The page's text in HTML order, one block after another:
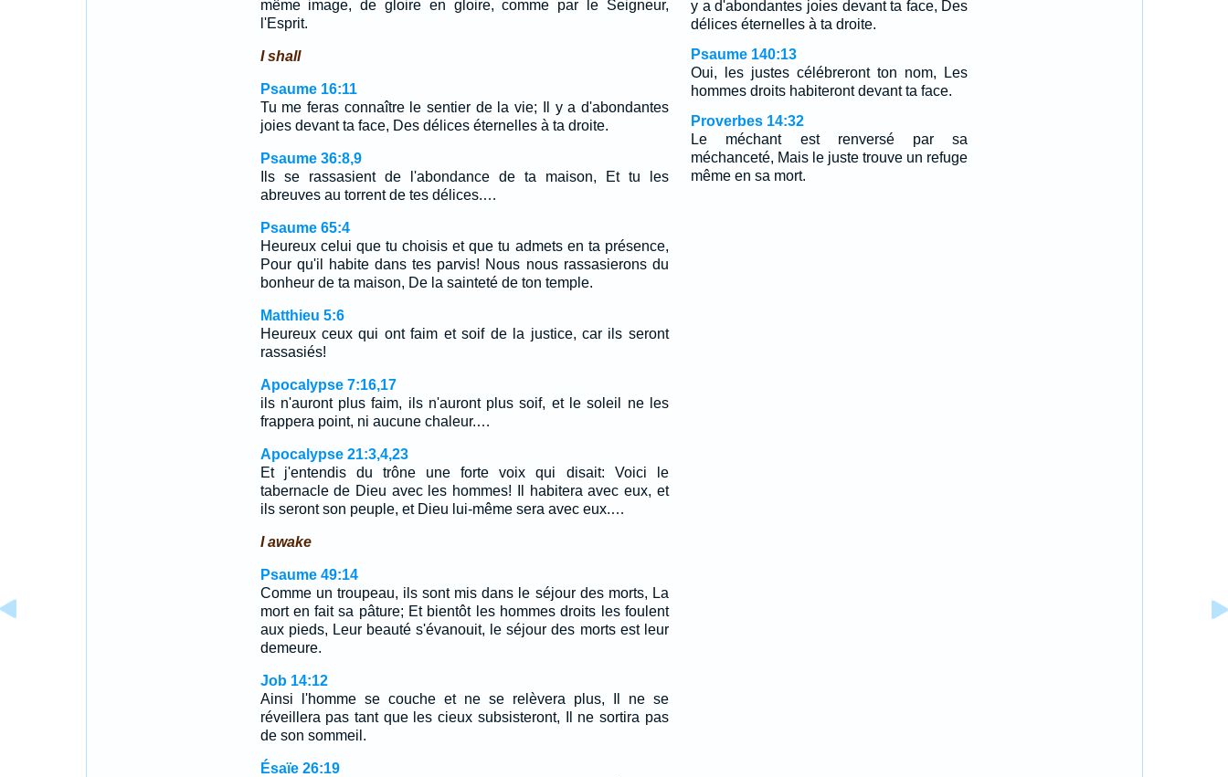
même image, de gloire en gloire, comme par le Seigneur,
l'Esprit.
I shall
Psaume 16:11
Tu me feras connaître le sentier de la vie; Il y a d'abondantes
joies devant ta face, Des délices éternelles à ta droite.
Psaume 36:8,9
Ils se rassasient de l'abondance de ta maison, Et tu les
abreuves au torrent de tes délices.…
Psaume 65:4
Heureux celui que tu choisis et que tu admets en ta présence,
Pour qu'il habite dans tes parvis! Nous nous rassasierons du
bonheur de ta maison, De la sainteté de ton temple.
Matthieu 5:6
Heureux ceux qui ont faim et soif de la justice, car ils seront
rassasiés!
Apocalypse 7:16,17
ils n'auront plus faim, ils n'auront plus soif, et le soleil ne les
frappera point, ni aucune chaleur.…
Apocalypse 21:3,4,23
Et j'entendis du trône une forte voix qui disait: Voici le
tabernacle de Dieu avec les hommes! Il habitera avec eux, et
ils seront son peuple, et Dieu lui-même sera avec eux.…
I awake
Psaume 49:14
Comme un troupeau, ils sont mis dans le séjour des morts, La
mort en fait sa pâture; Et bientôt les hommes droits les foulent
aux pieds, Leur beauté s'évanouit, le séjour des morts est leur
demeure.
Job 14:12
Ainsi l'homme se couche et ne se relèvera plus, Il ne se
réveillera pas tant que les cieux subsisteront, Il ne sortira pas
de son sommeil.
Ésaïe 26:19
y a d'abondantes joies devant ta face, Des
délices éternelles à ta droite.
Psaume 140:13
Oui, les justes célébreront ton nom, Les
hommes droits habiteront devant ta face.
Proverbes 14:32
Le méchant est renversé par sa
méchanceté, Mais le juste trouve un refuge
même en sa mort.